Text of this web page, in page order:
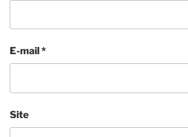
E-mail *
Site